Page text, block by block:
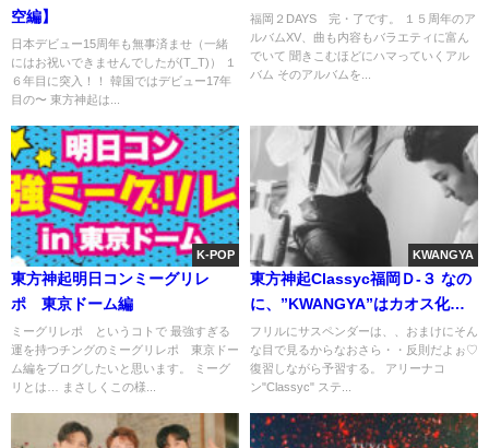
空編】
日本デビュー15周年も無事済ませ（一緒
にはお祝いできませんでしたが(T_T)） １
６年目に突入！！ 韓国ではデビュー17年
目の〜 東方神起は...
福岡２DAYS 完・了です。 １５周年のア
ルバムXV、曲も内容もバラエティに富ん
でいて 聞きこむほどにハマっていくアル
バム そのアルバムを...
K-POP
東方神起明日コンミーグリレ
ポ 東京ドーム編
ミーグリレポ というコトで 最強すぎる
運を持つチングのミーグリレポ 東京ドー
ム編をブログしたいと思います。 ミーグ
リとは… まさしくこの様...
KWANGYA
東方神起Classyc福岡Ｄ-３ なの
に、”KWANGYA”はカオス化し
てる…。
フリルにサスペンダーは、、おまけにそん
な目で見るからなおさら・・反則だよぉ♡
復習しながら予習する。 アリーナコ
ン"Classyc" ステ...